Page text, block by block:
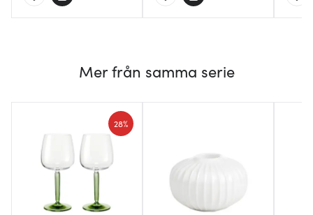
Mer från samma serie
28%